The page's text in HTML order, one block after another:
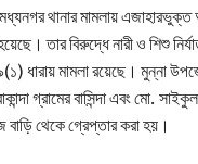
থানার মামলায়
তার বিরুদ্ধে নারী ও শিশু
ধারায় মামলা রয়েছে। মুন্না
গ্রামের বাসিন্দা এবং মো.
থেকে গ্রেপ্তার করা হয়।